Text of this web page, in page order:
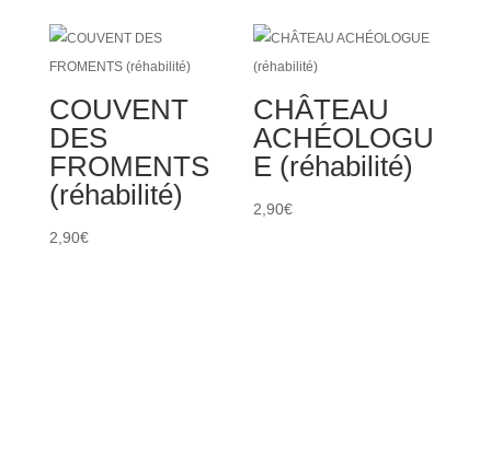
COUVENT
DES
FROMENTS
(réhabilité)
2,90€
CHÂTEAU
ACHÉOLOGU
E (réhabilité)
2,90€